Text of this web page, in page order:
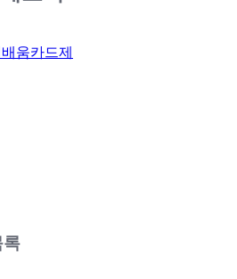
움카드제
록